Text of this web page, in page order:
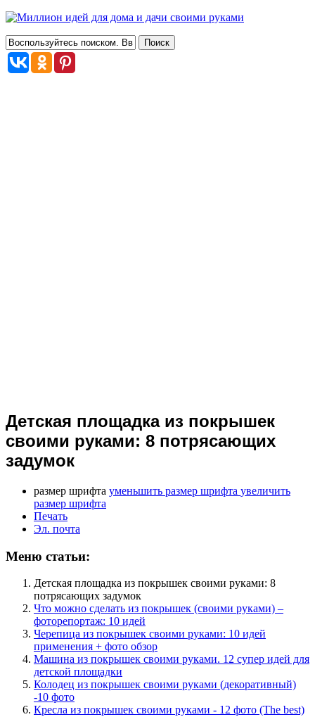
Детская площадка из покрышек
своими руками: 8 потрясающих
задумок
размер шрифта уменьшить размер шрифта увеличить
размер шрифта
Печать
Эл. почта
Меню статьи:
Детская площадка из покрышек своими руками: 8
потрясающих задумок
Что можно сделать из покрышек (своими руками) –
фоторепортаж: 10 идей
Черепица из покрышек своими руками: 10 идей
применения + фото обзор
Машина из покрышек своими руками. 12 супер идей для
детской площадки
Колодец из покрышек своими руками (декоративный)
-10 фото
Кресла из покрышек своими руками - 12 фото (The best)